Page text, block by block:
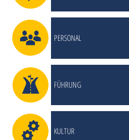
PERSONAL
FÜHRUNG
KULTUR